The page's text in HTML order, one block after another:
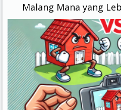
Malang Mana yang